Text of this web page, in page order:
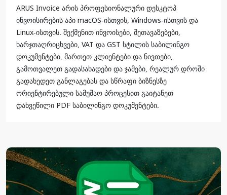
ARUS Invoice არის პროფესიონალური დესკტოპ
ინვოისირების აპი macOS-ისთვის, Windows-ისთვის და
Linux-ისთვის. შექმენით ინვოისები, შეთავაზებები,
ხარჯთაღრიცხვები, VAT და GST სტილის საბილინგო
დოკუმენტები, მართეთ კლიენტები და ნივთები,
გამოთვალეთ გადასახადები და ჯამები, რეალურ დროში
გადახედეთ განლაგებას და სწრაფი ბიზნესზე
ორიენტირებული სამუშაო პროცესით გაიტანეთ
დახვეწილი PDF საბილინგო დოკუმენტები.